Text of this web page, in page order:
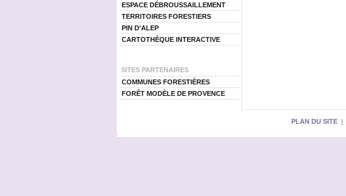
ESPACE DÉBROUSSAILLEMENT
TERRITOIRES FORESTIERS
PIN D'ALEP
CARTOTHÈQUE INTERACTIVE
SITES PARTENAIRES
COMMUNES FORESTIÈRES
FORÊT MODÈLE DE PROVENCE
PLAN DU SITE |